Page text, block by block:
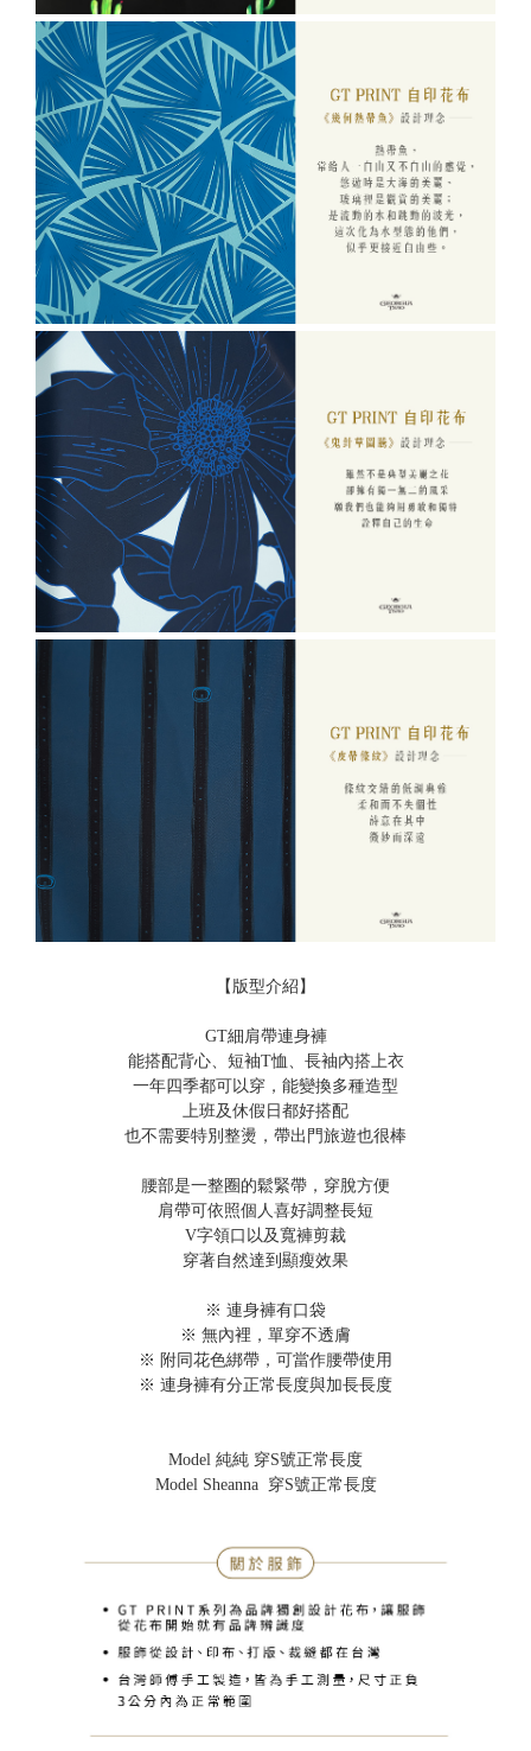
【版型介紹】
GT細肩帶連身褲
能搭配背心、短袖T恤、長袖內搭上衣
一年四季都可以穿，能變換多種造型
上班及休假日都好搭配
也不需要特別整燙，帶出門旅遊也很棒
腰部是一整圈的鬆緊帶，穿脫方便
肩帶可依照個人喜好調整長短
V字領口以及寬褲剪裁
穿著自然達到顯瘦效果
※ 連身褲有口袋
※ 無內裡，單穿不透膚
※ 附同花色綁帶，可當作腰帶使用
※ 連身褲有分正常長度與加長長度
Model 純純 穿S號正常長度
Model Sheanna 穿S號正常長度